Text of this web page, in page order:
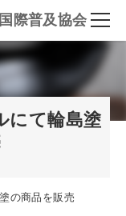
際普及協会
にて輪島塗
の商品を販売